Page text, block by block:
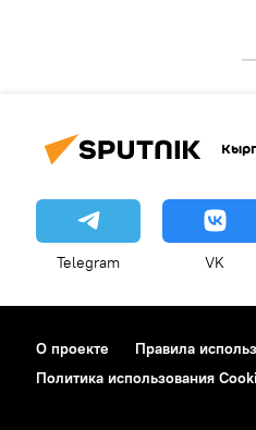
Telegram VK
О проекте Правила
Политика использования